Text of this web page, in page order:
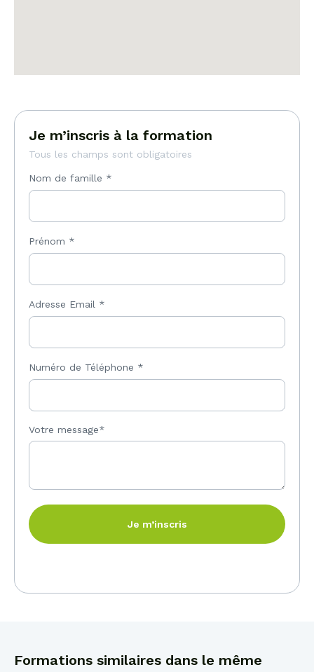
Je m’inscris à la formation
Tous les champs sont obligatoires
Nom de famille *
Prénom *
Adresse Email *
Numéro de Téléphone *
Votre message*
Je m’inscris
Formations similaires dans le même